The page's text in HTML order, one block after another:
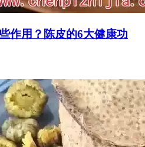
作用？陈皮的6大健康功